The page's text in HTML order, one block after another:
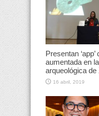
Presentan ‘app’
aumentada en
arqueológica
16 abril, 2019